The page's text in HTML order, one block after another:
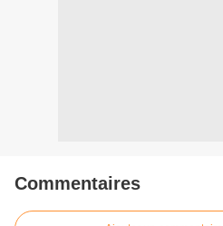
Commentaires